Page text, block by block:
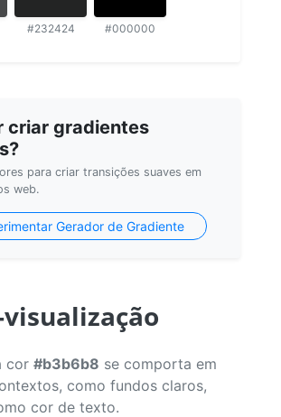
#232424 #000000
criar gradientes
para criar transições suaves em
web.
Gerador de Gradiente
cor #b3b6b8 se comporta em
como fundos claros,
cor de texto.